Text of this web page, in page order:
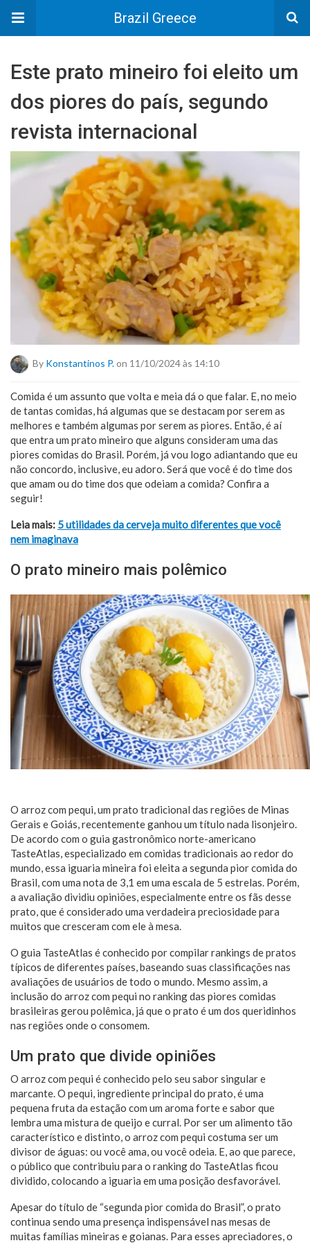
Brazil Greece
Este prato mineiro foi eleito um
dos piores do país, segundo
revista internacional
By Konstantinos P. on 11/10/2024 às 14:10
Comida é um assunto que volta e meia dá o que falar. E, no meio
de tantas comidas, há algumas que se destacam por serem as
melhores e também algumas por serem as piores. Então, é aí
que entra um prato mineiro que alguns consideram uma das
piores comidas do Brasil. Porém, já vou logo adiantando que eu
não concordo, inclusive, eu adoro. Será que você é do time dos
que amam ou do time dos que odeiam a comida? Confira a
seguir!
Leia mais: 5 utilidades da cerveja muito diferentes que você
nem imaginava
O prato mineiro mais polêmico
O arroz com pequi, um prato tradicional das regiões de Minas
Gerais e Goiás, recentemente ganhou um título nada lisonjeiro.
De acordo com o guia gastronômico norte-americano
TasteAtlas, especializado em comidas tradicionais ao redor do
mundo, essa iguaria mineira foi eleita a segunda pior comida do
Brasil, com uma nota de 3,1 em uma escala de 5 estrelas. Porém,
a avaliação dividiu opiniões, especialmente entre os fãs desse
prato, que é considerado uma verdadeira preciosidade para
muitos que cresceram com ele à mesa.
O guia TasteAtlas é conhecido por compilar rankings de pratos
típicos de diferentes países, baseando suas classificações nas
avaliações de usuários de todo o mundo. Mesmo assim, a
inclusão do arroz com pequi no ranking das piores comidas
brasileiras gerou polêmica, já que o prato é um dos queridinhos
nas regiões onde o consomem.
Um prato que divide opiniões
O arroz com pequi é conhecido pelo seu sabor singular e
marcante. O pequi, ingrediente principal do prato, é uma
pequena fruta da estação com um aroma forte e sabor que
lembra uma mistura de queijo e curral. Por ser um alimento tão
característico e distinto, o arroz com pequi costuma ser um
divisor de águas: ou você ama, ou você odeia. E, ao que parece,
o público que contribuiu para o ranking do TasteAtlas ficou
dividido, colocando a iguaria em uma posição desfavorável.
Apesar do título de “segunda pior comida do Brasil”, o prato
continua sendo uma presença indispensável nas mesas de
muitas famílias mineiras e goianas. Para esses apreciadores, o